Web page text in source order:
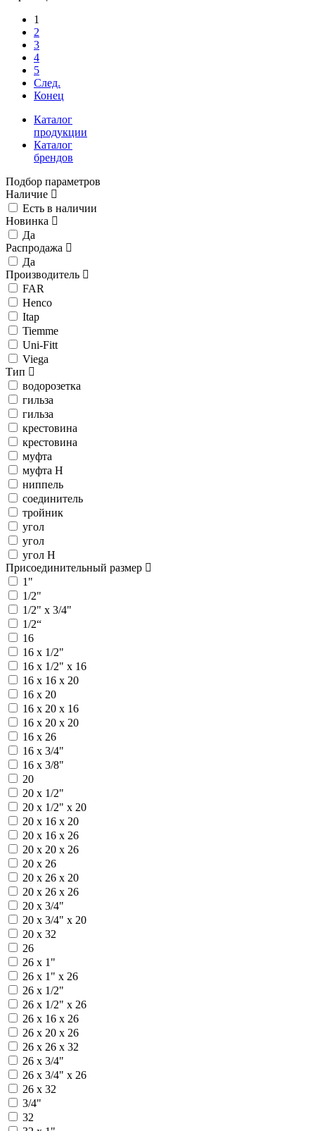
1
2
3
4
5
След.
Конец
Каталог
продукции
Каталог
брендов
Подбор параметров
Наличие
Есть в наличии
Новинка
Да
Распродажа
Да
Производитель
FAR
Henco
Itap
Tiemme
Uni-Fitt
Viega
Тип
водорозетка
гильза
гильза
крестовина
крестовина
муфта
муфта Н
ниппель
соединитель
тройник
угол
угол
угол Н
Присоединительный размер
1"
1/2"
1/2" х 3/4"
1/2“
16
16 х 1/2"
16 х 1/2" х 16
16 х 16 х 20
16 х 20
16 х 20 х 16
16 х 20 х 20
16 х 26
16 х 3/4"
16 х 3/8"
20
20 х 1/2"
20 х 1/2" х 20
20 х 16 х 20
20 х 16 х 26
20 х 20 х 26
20 х 26
20 х 26 х 20
20 х 26 х 26
20 х 3/4"
20 х 3/4" х 20
20 х 32
26
26 х 1"
26 х 1" х 26
26 х 1/2"
26 х 1/2" х 26
26 х 16 х 26
26 х 20 х 26
26 х 26 х 32
26 х 3/4"
26 х 3/4" х 26
26 х 32
3/4"
32